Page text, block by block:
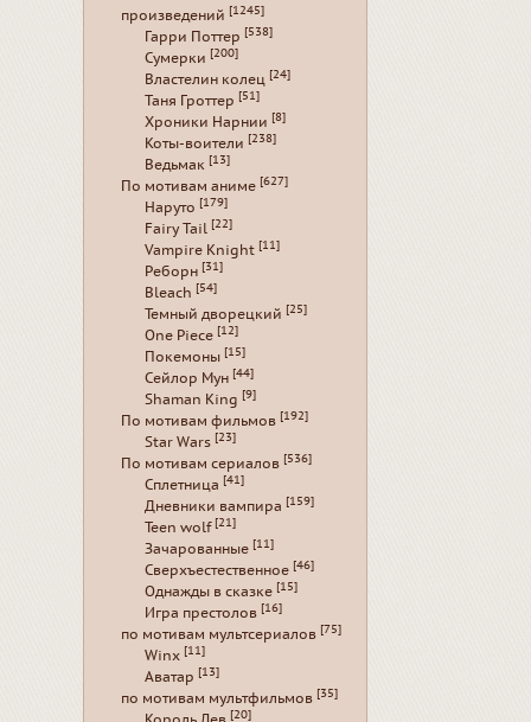
произведений [1245]
Гарри Поттер [538]
Сумерки [200]
Властелин колец [24]
Таня Гроттер [51]
Хроники Нарнии [8]
Коты-воители [238]
Ведьмак [13]
По мотивам аниме [627]
Наруто [179]
Fairy Tail [22]
Vampire Knight [11]
Реборн [31]
Bleach [54]
Темный дворецкий [25]
One Piece [12]
Покемоны [15]
Сейлор Мун [44]
Shaman King [9]
По мотивам фильмов [192]
Star Wars [23]
По мотивам сериалов [536]
Сплетница [41]
Дневники вампира [159]
Teen wolf [21]
Зачарованные [11]
Сверхъестественное [46]
Однажды в сказке [15]
Игра престолов [16]
по мотивам мультсериалов [75]
Winx [11]
Аватар [13]
по мотивам мультфильмов [35]
[20]